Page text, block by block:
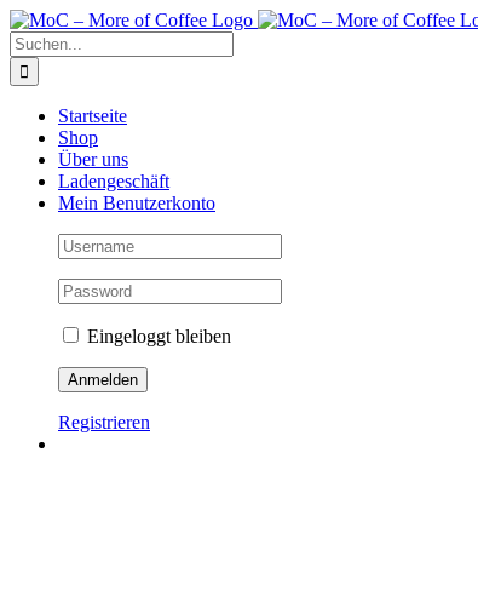
Zum
Inhalt
springen
Suche
nach:
Startseite
Shop
Über uns
Ladengeschäft
Mein Benutzerkonto
Eingeloggt bleiben
Registrieren